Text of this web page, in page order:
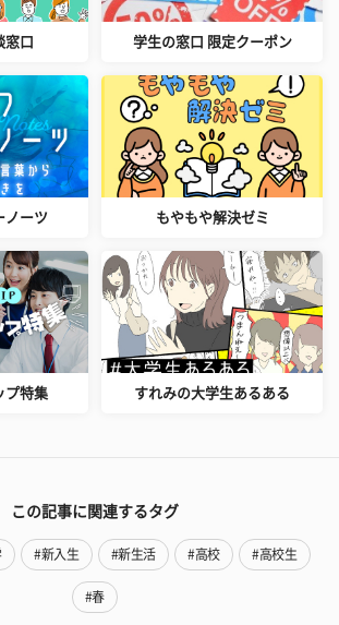
窓口 学生の窓口 限定クーポン
ノーツ もやもや解決ゼミ
プ特集 すれみの大学生あるある
この記事に関連するタグ
#新入生 #新生活 #高校 #高校生
#春